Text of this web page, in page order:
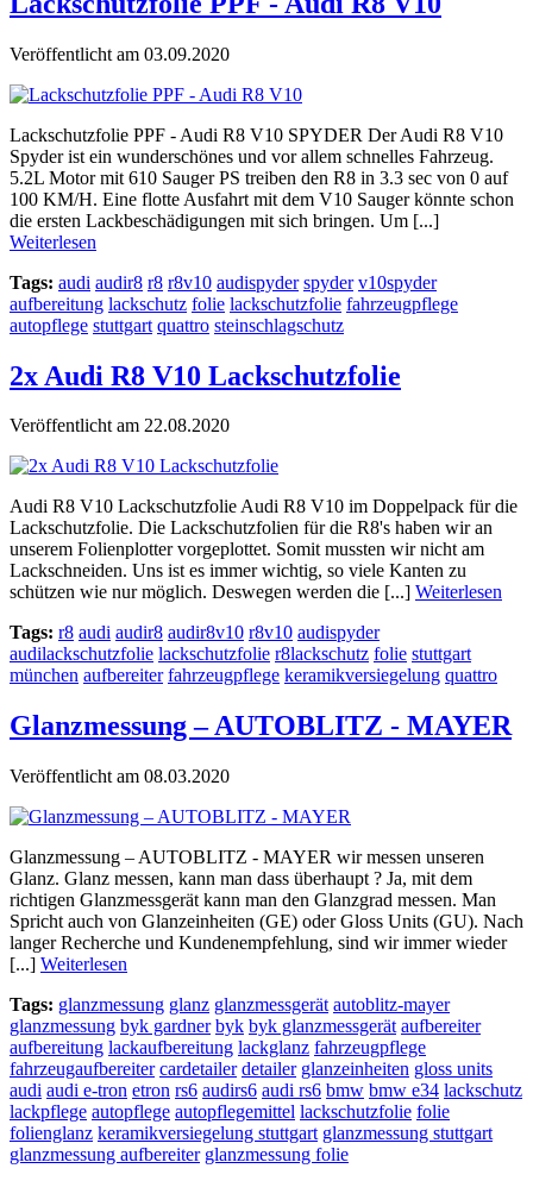
Veröffentlicht am 03.09.2020
Lackschutzfolie PPF - Audi R8 V10 SPYDER Der Audi R8 V10
Spyder ist ein wunderschönes und vor allem schnelles Fahrzeug.
5.2L Motor mit 610 Sauger PS treiben den R8 in 3.3 sec von 0 auf
100 KM/H. Eine flotte Ausfahrt mit dem V10 Sauger könnte schon
die ersten Lackbeschädigungen mit sich bringen. Um [...]
Weiterlesen
Tags: audi audir8 r8 r8v10 audispyder spyder v10spyder
aufbereitung lackschutz folie lackschutzfolie fahrzeugpflege
autopflege stuttgart quattro steinschlagschutz
2x Audi R8 V10 Lackschutzfolie
Veröffentlicht am 22.08.2020
Audi R8 V10 Lackschutzfolie Audi R8 V10 im Doppelpack für die
Lackschutzfolie. Die Lackschutzfolien für die R8's haben wir an
unserem Folienplotter vorgeplottet. Somit mussten wir nicht am
Lackschneiden. Uns ist es immer wichtig, so viele Kanten zu
schützen wie nur möglich. Deswegen werden die [...] Weiterlesen
Tags: r8 audi audir8 audir8v10 r8v10 audispyder
audilackschutzfolie lackschutzfolie r8lackschutz folie stuttgart
münchen aufbereiter fahrzeugpflege keramikversiegelung quattro
Glanzmessung – AUTOBLITZ - MAYER
Veröffentlicht am 08.03.2020
Glanzmessung – AUTOBLITZ - MAYER wir messen unseren
Glanz. Glanz messen, kann man dass überhaupt ? Ja, mit dem
richtigen Glanzmessgerät kann man den Glanzgrad messen. Man
Spricht auch von Glanzeinheiten (GE) oder Gloss Units (GU). Nach
langer Recherche und Kundenempfehlung, sind wir immer wieder
[...] Weiterlesen
Tags: glanzmessung glanz glanzmessgerät autoblitz-mayer
glanzmessung byk gardner byk byk glanzmessgerät aufbereiter
aufbereitung lackaufbereitung lackglanz fahrzeugpflege
fahrzeugaufbereiter cardetailer detailer glanzeinheiten gloss units
audi audi e-tron etron rs6 audirs6 audi rs6 bmw bmw e34 lackschutz
lackpflege autopflege autopflegemittel lackschutzfolie folie
folienglanz keramikversiegelung stuttgart glanzmessung stuttgart
glanzmessung aufbereiter glanzmessung folie